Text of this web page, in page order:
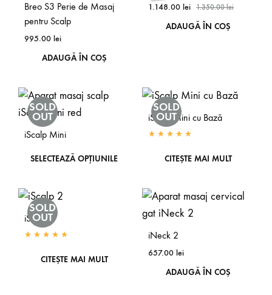
Breo S3 Perie de Masaj
pentru Scalp
995.00 lei
ADAUGĂ ÎN COȘ
1.148.00 lei 1.350.00lei
ADAUGĂ ÎN COȘ
SOLD
OUT
iScalp Mini
SELECTEAZĂ OPȚIUNILE
SOLD
OUT
iScalp Mini cu Bază
CITEȘTE MAI MULT
SOLD
OUT
iScalp 2
CITEȘTE MAI MULT
iNeck 2
657.00 lei
ADAUGĂ ÎN COȘ